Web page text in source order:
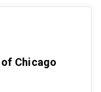
Chicago